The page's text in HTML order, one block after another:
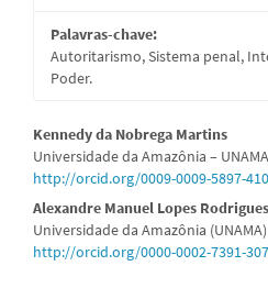
Palavras-chave:
Autoritarismo, Sistema penal,
Poder.
Conteúdo
do
artigo
principal
Kennedy da Nobrega Martins
Universidade da Amazônia –
http://orcid.org/0009-0009-5897-
Alexandre Manuel Lopes Rodrigues
Universidade da Amazônia (UNAMA)
http://orcid.org/0000-0002-7391-